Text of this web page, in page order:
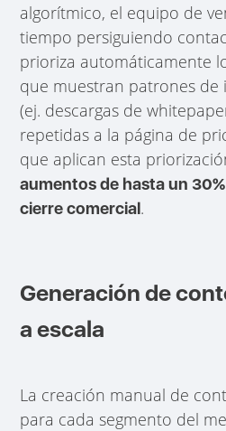
algorítmico, el equipo de
tiempo persiguiendo
prioriza automáticamente
que muestran patrones
(ej. descargas de
repetidas a la página de
que aplican esta
aumentos de hasta un
cierre comercial.
Generación de
a escala
La creación manual de
para cada segmento del